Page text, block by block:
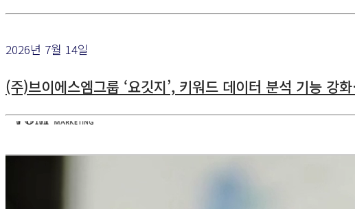
2026년 7월 14일
(주)브이에스엠그룹 ‘요깃지’, 키워드 데이터 분석 기능 강